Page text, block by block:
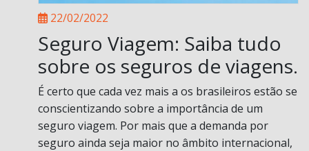
22/02/2022
Seguro Viagem: Saiba tudo
sobre os seguros de viagens.
É certo que cada vez mais a os brasileiros estão se
conscientizando sobre a importância de um
seguro viagem. Por mais que a demanda por
seguro ainda seja maior no âmbito internacional,